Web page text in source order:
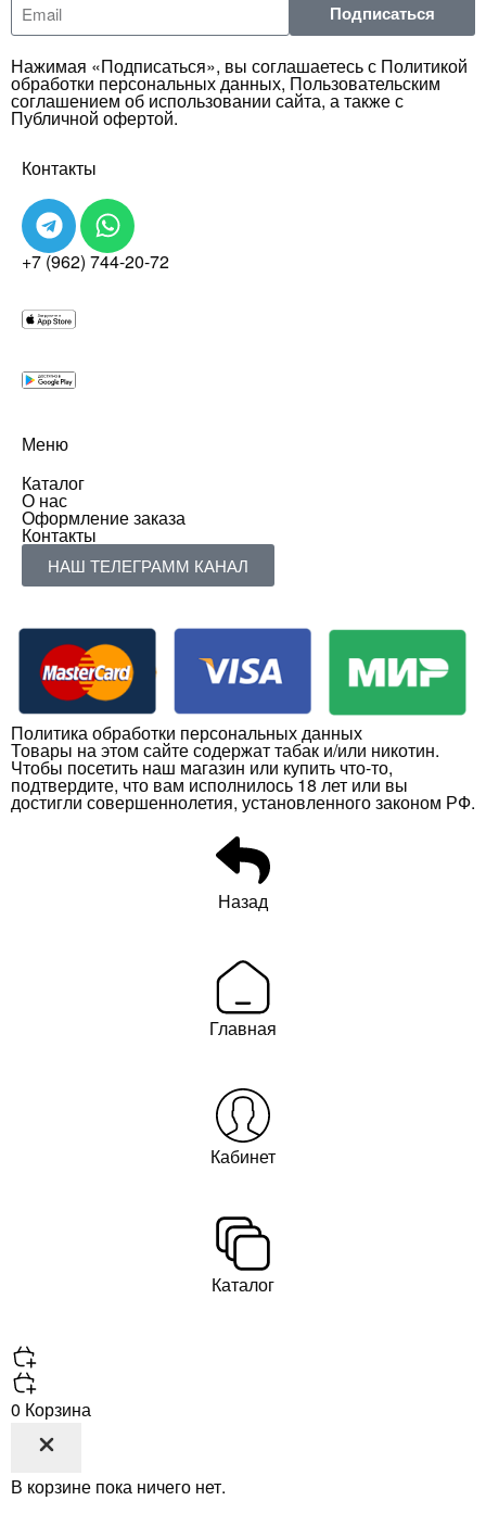
Подписаться
Нажимая «Подписаться», вы соглашаетесь с Политикой
обработки персональных данных, Пользовательским
соглашением об использовании сайта, а также с
Публичной офертой.
Контакты
+7 (962) 744-20-72
Меню
Каталог
О нас
Оформление заказа
Контакты
НАШ ТЕЛЕГРАММ КАНАЛ
Политика обработки персональных данных
Товары на этом сайте содержат табак и/или никотин.
Чтобы посетить наш магазин или купить что-то,
подтвердите, что вам исполнилось 18 лет или вы
достигли совершеннолетия, установленного законом РФ.
Назад
Главная
Кабинет
Каталог
0 Корзина
В корзине пока ничего нет.